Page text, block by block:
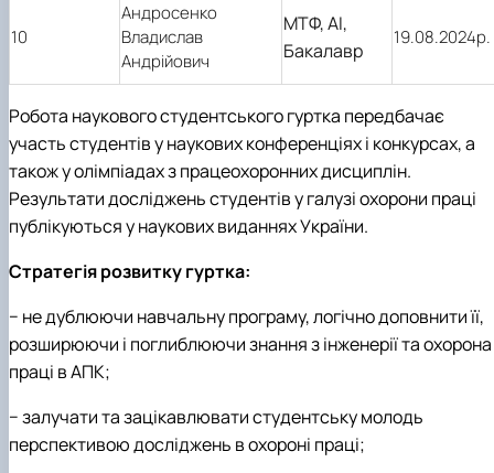
10
Андросенко
Владислав
Андрійович
МТФ, АІ,
Бакалавр
19.08.2024р.
Робота наукового студентського гуртка передбачає
участь студентів у наукових конференціях і конкурсах, а
також у олімпіадах з працеохоронних дисциплін.
Результати досліджень студентів у галузі охорони праці
публікуються у наукових виданнях України.
Стратегія розвитку гуртка:
− не дублюючи навчальну програму, логічно доповнити її,
розширюючи і поглиблюючи знання з інженерії та охорона
праці в АПК;
− залучати та зацікавлювати студентську молодь
перспективою досліджень в охороні праці;